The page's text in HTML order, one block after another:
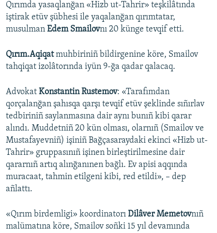
Qırımda yasaqlanğan «Hizb ut-Tahrir» teşkilâtında
iştirak etüv şübhesi ile yaqalanğan qırımtatar,
musulman Edem Smailovnı 20 künge tevqif etti.
Qırım.Aqiqatmuhbiriniñ bildirgenine köre, Smailov
tahqiqat izolâtorında iyün 9-ğa qadar qalacaq.
Advokat Konstantin Rustemov: «Tarafımdan
qorçalanğan şahısqa qarşı tevqif etüv şeklinde sıñırlav
tedbiriniñ saylanmasına dair aynı bunıñ kibi qarar
alındı. Muddetniñ 20 kün olması, olarnıñ (Smailov ve
Mustafayevniñ) işiniñ Bağçasaraydaki ekinci «Hizb ut-
Tahrir» gruppasınıñ işinen birleştirilmesine dair
qararnıñ artıq alınğanınen bağlı. Ev apisi aqqında
muracaat, tahmin etilgeni kibi, red etildi», – dep
añlattı.​
«Qırım birdemligi» koordinatorı Dilâver Memetovnıñ
malümatına köre, Smailov soñki 15 yıl devamında